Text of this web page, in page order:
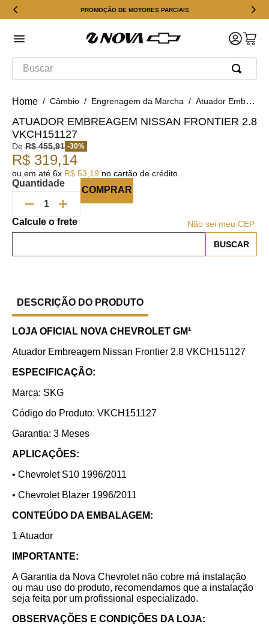
PROMOÇÃO DE MOTORES PARCIAIS
Buscar
Câmbio Engrenagem da Marcha Atuador Embreagem Nissan Frontier 2.8 VKCH151127
ATUADOR EMBREAGEM NISSAN FRONTIER 2.8
VKCH151127
De R$ 455,91 -30%
R$ 319,14
ou em até 6x R$ 53 19 no cartão de crédito.
Quantidade
COMPRAR
Não sei meu CEP
DESCRIÇÃO DO PRODUTO
LOJA OFICIAL NOVA CHEVROLET GM¹
Atuador Embreagem Nissan Frontier 2.8 VKCH151127
ESPECIFICAÇÃO:
Marca: SKG
Código do Produto: VKCH151127
Garantia: 3 Meses
APLICAÇÕES:
• Chevrolet S10 1996/2011
• Chevrolet Blazer 1996/2011
CONTEÚDO DA EMBALAGEM:
1 Atuador
IMPORTANTE:
A Garantia da Nova Chevrolet não cobre má instalação
ou mau uso do produto, recomendamos que a instalação
seja feita por um profissional especializado.
OBSERVAÇÕES E CONDIÇÕES DA LOJA: